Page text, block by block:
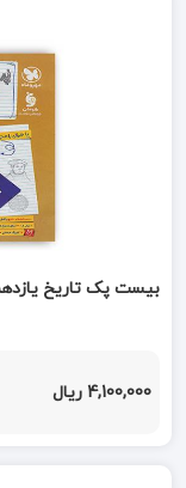
بیست پک تاریخ
4,100,000 ریال